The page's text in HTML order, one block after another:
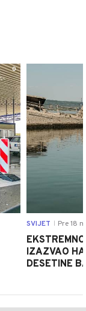
0
SVIJET Pre 18
IZAZVAO
DESETINE